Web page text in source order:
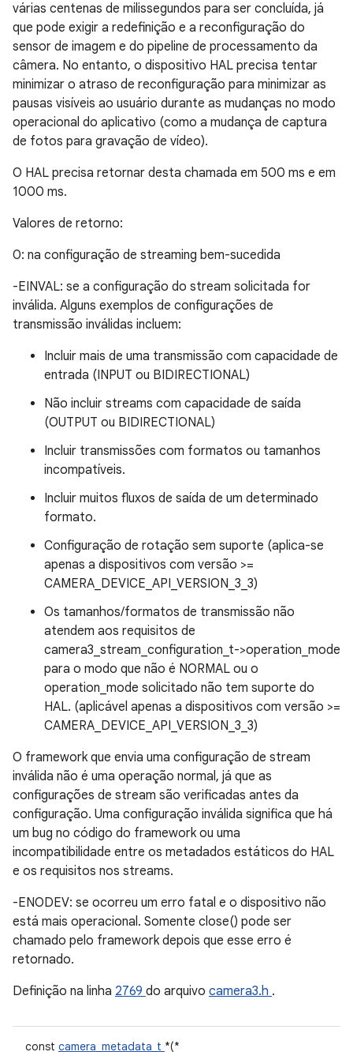
várias centenas de milissegundos para ser concluída, já
que pode exigir a redefinição e a reconfiguração do
sensor de imagem e do pipeline de processamento da
câmera. No entanto, o dispositivo HAL precisa tentar
minimizar o atraso de reconfiguração para minimizar as
pausas visíveis ao usuário durante as mudanças no modo
operacional do aplicativo (como a mudança de captura
de fotos para gravação de vídeo).
O HAL precisa retornar desta chamada em 500 ms e em
1000 ms.
Valores de retorno:
0: na configuração de streaming bem-sucedida
-EINVAL: se a configuração do stream solicitada for
inválida. Alguns exemplos de configurações de
transmissão inválidas incluem:
Incluir mais de uma transmissão com capacidade de
entrada (INPUT ou BIDIRECTIONAL)
Não incluir streams com capacidade de saída
(OUTPUT ou BIDIRECTIONAL)
Incluir transmissões com formatos ou tamanhos
incompatíveis.
Incluir muitos fluxos de saída de um determinado
formato.
Configuração de rotação sem suporte (aplica-se
apenas a dispositivos com versão >=
CAMERA_DEVICE_API_VERSION_3_3)
Os tamanhos/formatos de transmissão não
atendem aos requisitos de
camera3_stream_configuration_t->operation_mode
para o modo que não é NORMAL ou o
operation_mode solicitado não tem suporte do
HAL. (aplicável apenas a dispositivos com versão >=
CAMERA_DEVICE_API_VERSION_3_3)
O framework que envia uma configuração de stream
inválida não é uma operação normal, já que as
configurações de stream são verificadas antes da
configuração. Uma configuração inválida significa que há
um bug no código do framework ou uma
incompatibilidade entre os metadados estáticos do HAL
e os requisitos nos streams.
-ENODEV: se ocorreu um erro fatal e o dispositivo não
está mais operacional. Somente close() pode ser
chamado pelo framework depois que esse erro é
retornado.
Definição na linha 2769 do arquivo camera3.h .
const camera_metadata_t *(*